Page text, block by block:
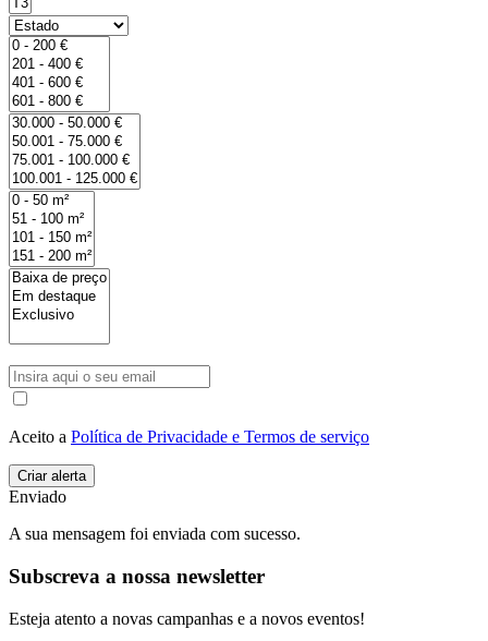
Aceito a Política de Privacidade e Termos de serviço
Enviado
A sua mensagem foi enviada com sucesso.
Subscreva a nossa newsletter
Esteja atento a novas campanhas e a novos eventos!